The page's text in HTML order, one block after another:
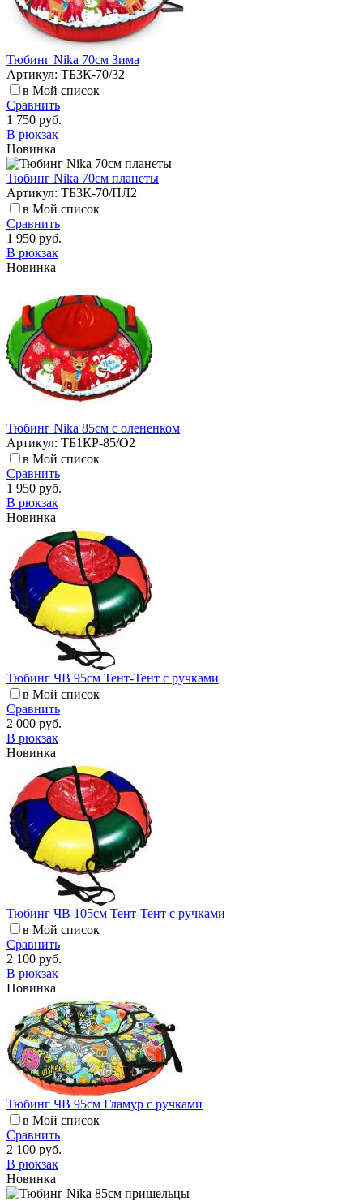
Тюбинг Nika 70см Зима
Артикул: ТБ3К-70/32
в Мой список
Сравнить
1 750 руб.
В рюкзак
Новинка
Тюбинг Nika 70см планеты
Артикул: ТБ3К-70/ПЛ2
в Мой список
Сравнить
1 950 руб.
В рюкзак
Новинка
Тюбинг Nika 85см с олененком
Артикул: ТБ1КР-85/О2
в Мой список
Сравнить
1 950 руб.
В рюкзак
Новинка
Тюбинг ЧВ 95см Тент-Тент с ручками
в Мой список
Сравнить
2 000 руб.
В рюкзак
Новинка
Тюбинг ЧВ 105см Тент-Тент с ручками
в Мой список
Сравнить
2 100 руб.
В рюкзак
Новинка
Тюбинг ЧВ 95см Гламур с ручками
в Мой список
Сравнить
2 100 руб.
В рюкзак
Новинка